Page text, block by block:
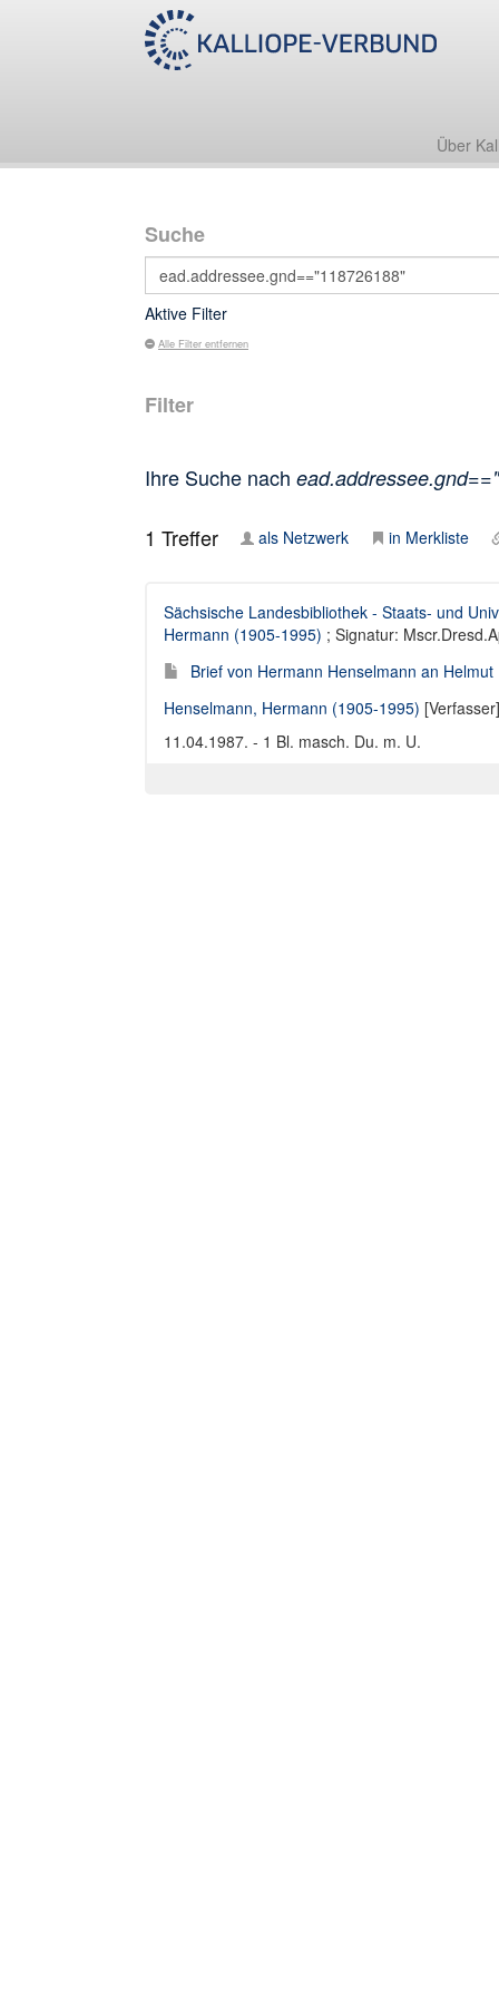
Über
Suche
Aktive Filter
Alle Filter entfernen
Filter
Ihre Suche nach
1 Treffer als Netzwerk in Merkliste
Sächsische Landesbibliothek - Staats- und
Hermann (1905-1995) ; Signatur:
Brief von Hermann Henselmann an
Henselmann, Hermann (1905-1995)
11.04.1987. - 1 Bl. masch. Du. m. U.